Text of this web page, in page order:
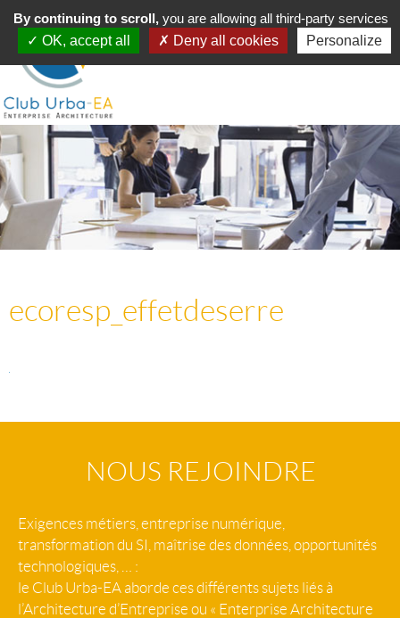
Toggle
navigation
MENU
ecoresp_effetdeserre
NOUS REJOINDRE
Exigences métiers, entreprise numérique,
transformation du SI, maîtrise des données, opportunités
technologiques, … :
le Club Urba-EA aborde ces différents sujets liés à
l’Architecture d’Entreprise ou « Enterprise Architecture
By continuing to scroll, you are allowing all third-party services
OK, accept all
Deny all cookies Personalize